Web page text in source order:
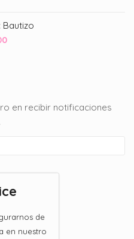
through
$200.00
Bautizo
Price
en recibir notificaciones
de
en nuestro